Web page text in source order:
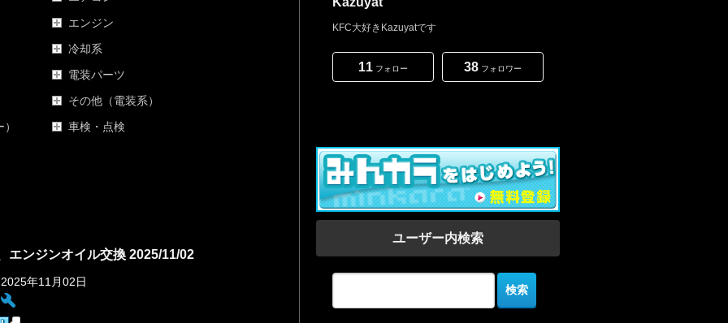
エンジン
冷却系
電装パーツ
その他（電装系）
車検・点検
エンジンオイル交換 2025/11/02
年11月02日
KFC大好きKazuyatです
11 フォロー 38 フォロワー
ユーザー内検索